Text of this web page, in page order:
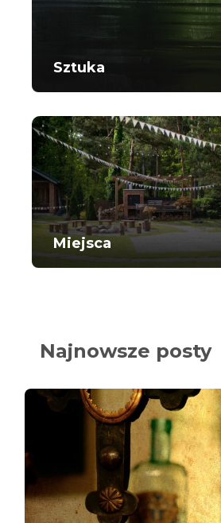
Sztuka
Miejsca
Najnowsze posty